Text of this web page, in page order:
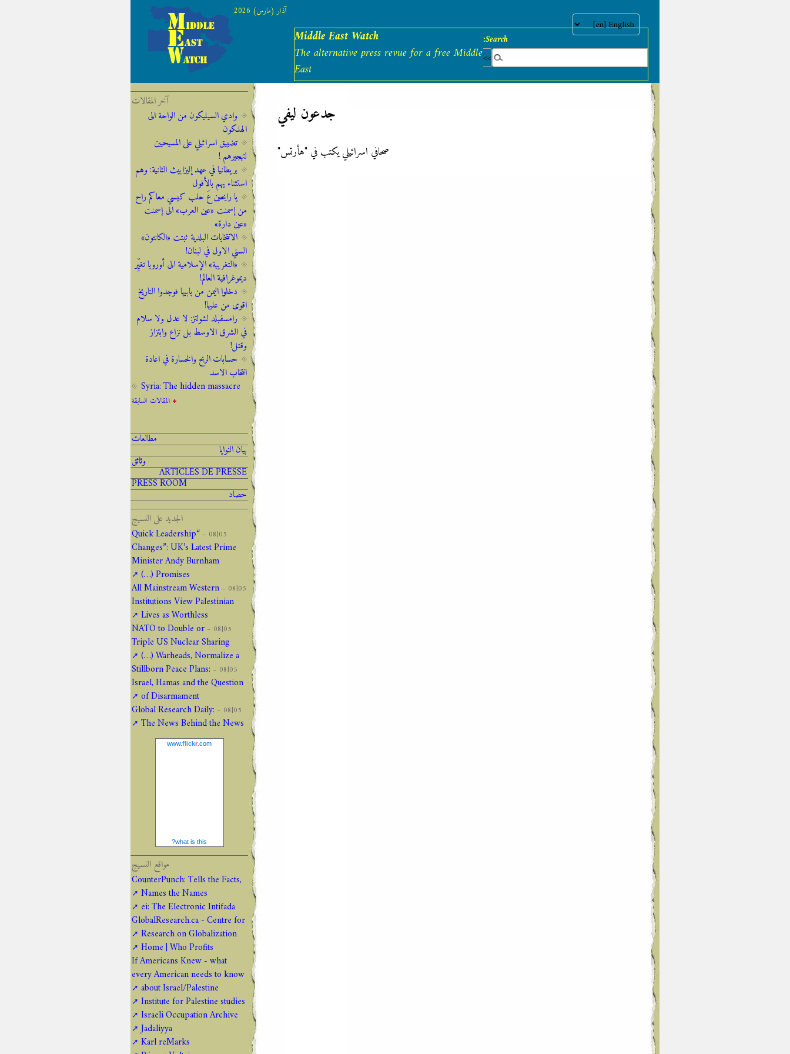
Search:
Middle East Watch
The alternative press revue for a free Middle
East
آذار (مارس) 2026
جدعون ليفي
صحافي اسرائيلي يكتب في "هأرتس"
آخر المقالات
وادي السيليكون من الواحة الى
الهلكون
تضييق اسرائيلي على المسيحيين
لتهجيرهم !
‫‫بريطانيا ‫في ‫عهد‬‬ ‫إليزابيث‬ ‫الثانية:‬‬ ‬‬وهم
‫استثناء ‫يهم‬ ‫بالأفول‬ ‬
يا رايحين عَ حلب كيسي معاكم راح
من إسمنت «عين العرب» الى إسمنت
«عين دارة»
الانتخابات البلدية ثبتت «الكانتون»
السني الاول في لبنان!
«التغريبة» الإسلامية الى أوروبا تغيِّر
ديموغرافية العالم!
دخلوا اليمن من بابيها فوجدوا التاريخ
اقوى من عليها!
رامسفبلد لشولتز: لا عدل ولا سلام
في الشرق الاوسط بل نزاع وابتزاز
وقتل!
حسابات الربح والخسارة في اعادة
انتخاب الاسد
Syria: The hidden massacre
المقالات السابقة
مطالعات
بيان النوايا
وثائق
ARTICLES DE PRESSE
PRESS ROOM
حصاد
الجديد على النسيج
05|08 –
“Quick Leadership
Changes”: UK’s Latest Prime
Minister Andy Burnham
Promises (…)
05|08 –
All Mainstream Western
Institutions View Palestinian
Lives as Worthless
05|08 –
NATO to Double or
Triple US Nuclear Sharing
Warheads, Normalize a (…)
05|08 –
Stillborn Peace Plans:
Israel, Hamas and the Question
of Disarmament
05|08 –
Global Research Daily:
The News Behind the News
www.flickr.com
what is this?
مواقع النسيج
CounterPunch: Tells the Facts,
Names the Names
ei: The Electronic Intifada
GlobalResearch.ca - Centre for
Research on Globalization
Home | Who Profits
If Americans Knew - what
every American needs to know
about Israel/Palestine
Institute for Palestine studies
Israeli Occupation Archive
Jadaliyya
Karl reMarks